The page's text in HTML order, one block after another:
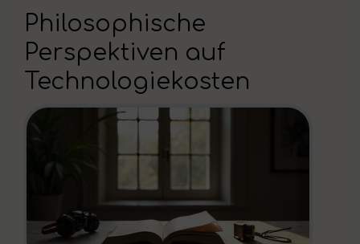
Philosophische
Perspektiven auf
Technologiekosten